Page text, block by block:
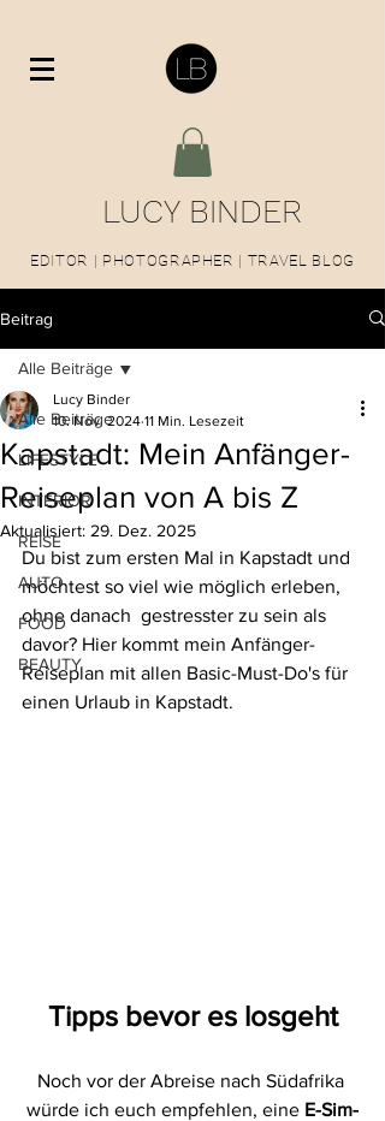
LUCY BINDER
EDITOR | PHOTOGRAPHER | TRAVEL BLOG
Beitrag
Alle Beiträge
LIFESTYLE
INTERIOR
REISE
AUTO
FOOD
BEAUTY
Alle Beiträge
Kapstadt: Mein Anfänger-
Reiseplan von A bis Z
Lucy Binder
10. Nov. 2024 11 Min. Lesezeit
Aktualisiert: 29. Dez. 2025
Du bist zum ersten Mal in Kapstadt und
möchtest so viel wie möglich erleben,
ohne danach  gestresster zu sein als
davor? Hier kommt mein Anfänger-
Reiseplan mit allen Basic-Must-Do's für
einen Urlaub in Kapstadt.
Tipps bevor es losgeht
Noch vor der Abreise nach Südafrika
würde ich euch empfehlen, eine E-Sim-